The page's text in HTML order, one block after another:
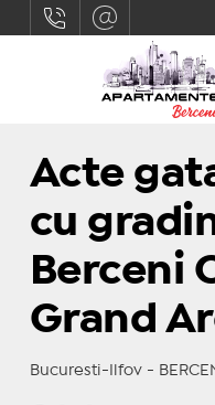
Acte
cu
Berceni
Grand
Bucuresti-Ilfov -